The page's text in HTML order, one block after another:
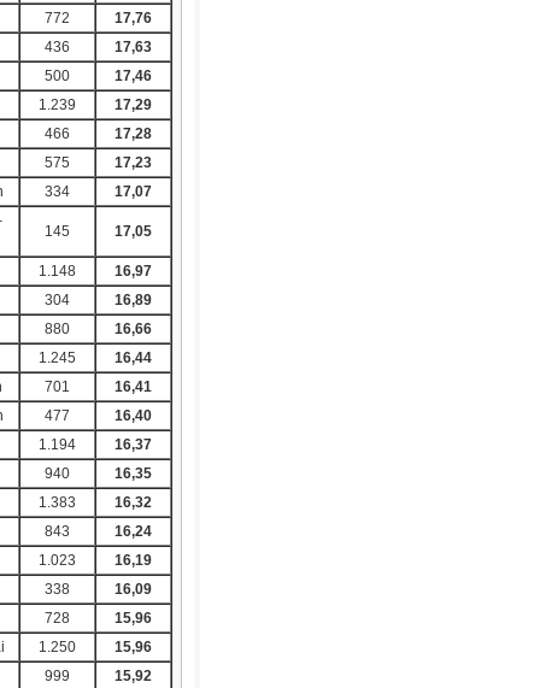
772
17,76
436
17,63
500
17,46
1.239
17,29
466
17,28
575
17,23
334
17,07
145 17,05
1.148
16,97
304
16,89
880
16,66
1.245
16,44
701
16,41
477
16,40
1.194
16,37
940
16,35
1.383
16,32
843
16,24
1.023
16,19
338
16,09
728
15,96
1.250
15,96
999
15,92